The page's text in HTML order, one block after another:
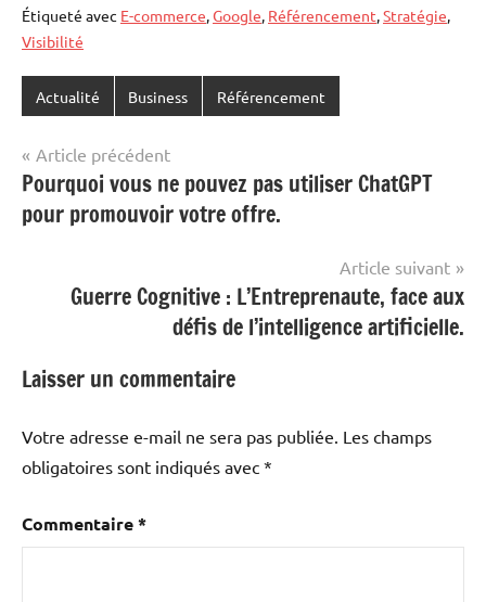
Étiqueté avec E-commerce,Google, Référencement,Stratégie,
Visibilité
Actualité Business Référencement
Navigation
de
l’article
Article précédent
Pourquoi vous ne pouvez pas utiliser ChatGPT
pour promouvoir votre offre.
Article suivant
Guerre Cognitive : L’Entreprenaute, face aux
défis de l’intelligence artificielle.
Laisser un commentaire
Votre adresse e-mail ne sera pas publiée. Les champs
obligatoires sont indiqués avec *
Commentaire*